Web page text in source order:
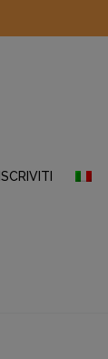
ISCRIVITI